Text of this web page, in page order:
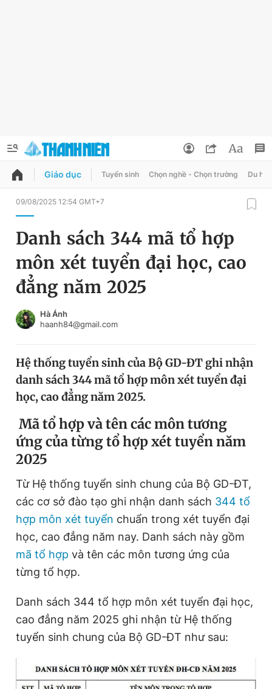
QUẢNG CÁO ĐẶT BÁO
Chuyên mục
Chuyên mục khác
Chào ngày mới
Video Magazine
Sản phẩm khác
Tiện ích
Thông tin tòa soạn Liên hệ quảng cáo
Theo dõi báo trên
Đổi mật khẩu
Tin đã lưu
Tin đã xem
Đăng xuất
Giáo dục Tuyển sinh Chọn nghề - Chọn trường Du học
09/08/2025 12:54 GMT+7
Danh sách 344 mã tổ hợp
môn xét tuyển đại học, cao
đẳng năm 2025
Hà Ánh
haanh84@gmail.com
Hệ thống tuyển sinh của Bộ GD-ĐT ghi nhận
danh sách 344 mã tổ hợp môn xét tuyển đại
học, cao đẳng năm 2025.
Mã tổ hợp và tên các môn tương
ứng của từng tổ hợp xét tuyển năm
2025
Từ Hệ thống tuyển sinh chung của Bộ GD-ĐT,
các cơ sở đào tạo ghi nhận danh sách 344 tổ
hợp môn xét tuyển chuẩn trong xét tuyển đại
học, cao đẳng năm nay. Danh sách này gồm
mã tổ hợp và tên các môn tương ứng của
từng tổ hợp.
Danh sách 344 tổ hợp môn xét tuyển đại học,
cao đẳng năm 2025 ghi nhận từ Hệ thống
tuyển sinh chung của Bộ GD-ĐT như sau: